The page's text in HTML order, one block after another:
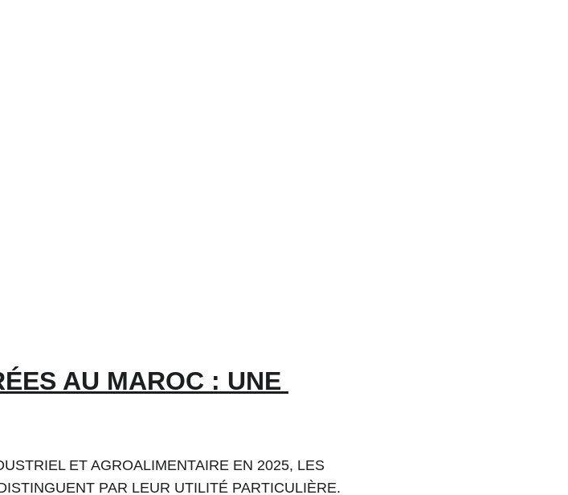
AU MAROC : UNE
ET AGROALIMENTAIRE EN 2025, LES
PAR LEUR UTILITÉ PARTICULIÈRE.